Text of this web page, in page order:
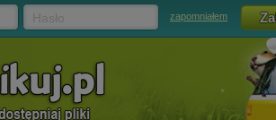
zapomniałem